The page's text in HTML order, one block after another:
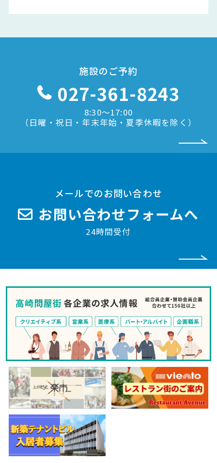
施設のご予約
027-361-8243
8:30〜17:00
（日曜・祝日・年末年始・夏季休暇を除く）
メールでのお問い合わせ
お問い合わせフォームへ
24時間受付